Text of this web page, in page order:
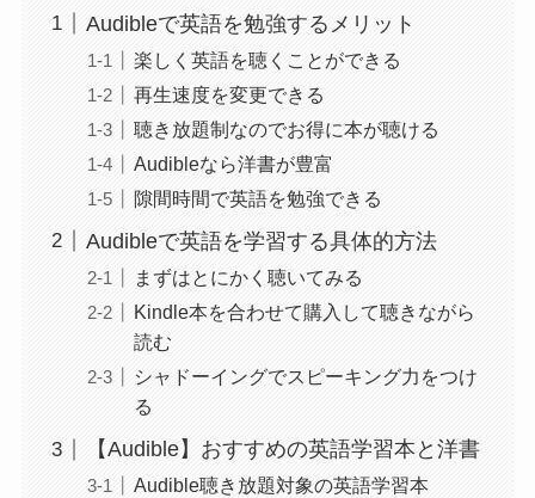
Audibleで英語を勉強するメリット
楽しく英語を聴くことができる
再生速度を変更できる
聴き放題制なのでお得に本が聴ける
Audibleなら洋書が豊富
隙間時間で英語を勉強できる
Audibleで英語を学習する具体的方法
まずはとにかく聴いてみる
Kindle本を合わせて購入して聴きながら
読む
シャドーイングでスピーキング力をつけ
る
【Audible】おすすめの英語学習本と洋書
Audible聴き放題対象の英語学習本